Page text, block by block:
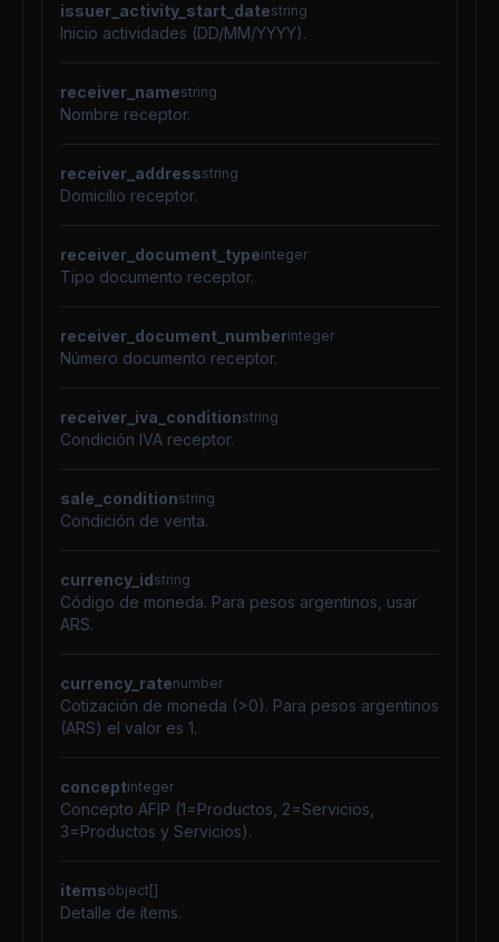
issuer_activity_start_datestring
Inicio actividades (DD/MM/YYYY).
receiver_namestring
Nombre receptor.
receiver_addressstring
Domicilio receptor.
receiver_document_typeinteger
Tipo documento receptor.
receiver_document_numberinteger
Número documento receptor.
receiver_iva_conditionstring
Condición IVA receptor.
sale_conditionstring
Condición de venta.
currency_idstring
Código de moneda. Para pesos argentinos, usar
ARS.
currency_ratenumber
Cotización de moneda (>0). Para pesos argentinos
(ARS) el valor es 1.
conceptinteger
Concepto AFIP (1=Productos, 2=Servicios,
3=Productos y Servicios).
itemsobject[]
Detalle de ítems.